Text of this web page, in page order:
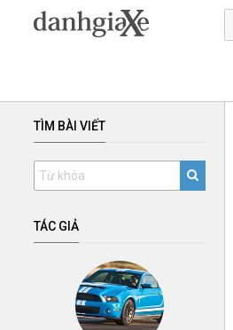
TÌM BÀI VIẾT
TÁC GIẢ